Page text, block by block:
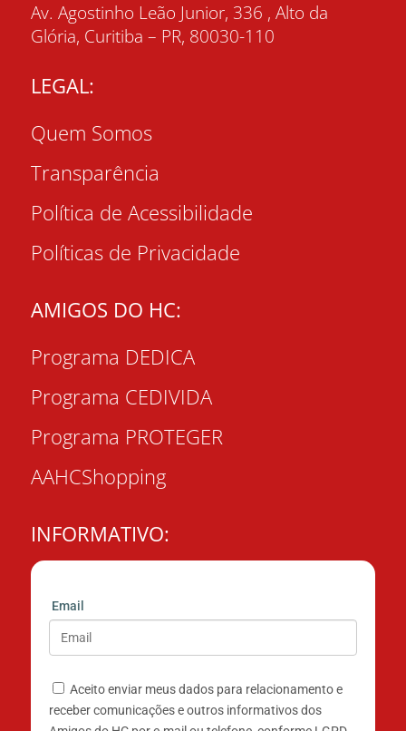
Av. Agostinho Leão Junior, 336 , Alto da
Glória, Curitiba – PR, 80030-110
LEGAL:
Quem Somos
Transparência
Política de Acessibilidade
Políticas de Privacidade
AMIGOS DO HC:
Programa DEDICA
Programa CEDIVIDA
Programa PROTEGER
AAHCShopping
INFORMATIVO:
Email
Aceito enviar meus dados para relacionamento e
receber comunicações e outros informativos dos